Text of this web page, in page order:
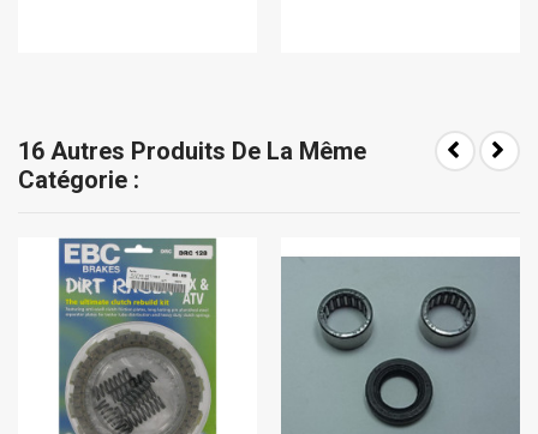
16 Autres Produits De La Même
Catégorie :